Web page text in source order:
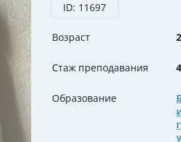
ID: 11697
Возраст
Стаж преподавания
Образование